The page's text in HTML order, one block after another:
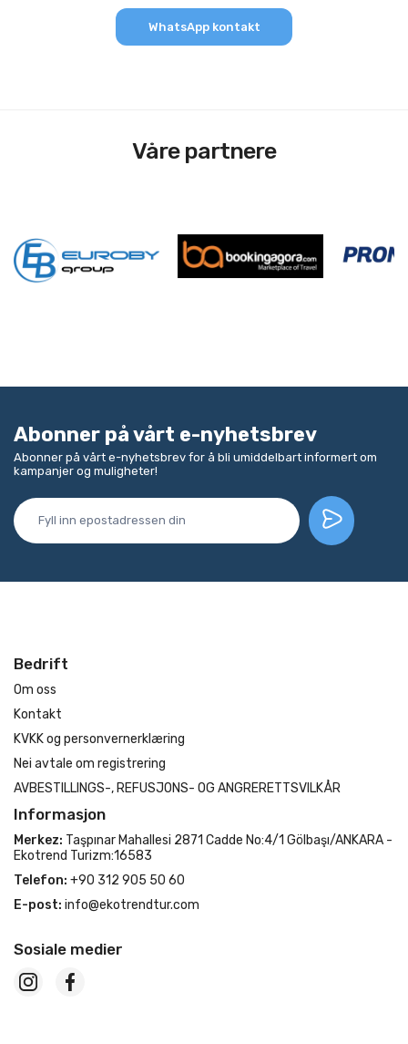
WhatsApp kontakt
Våre partnere
Abonner på vårt e-nyhetsbrev
Abonner på vårt e-nyhetsbrev for å bli umiddelbart informert om
kampanjer og muligheter!
Bedrift
Om oss
Kontakt
KVKK og personvernerklæring
Nei avtale om registrering
AVBESTILLINGS-, REFUSJONS- OG ANGRERETTSVILKÅR
Informasjon
Merkez: Taşpınar Mahallesi 2871 Cadde No:4/1 Gölbaşı/ANKARA -
Ekotrend Turizm:16583
Telefon: +90 312 905 50 60
E-post: info@ekotrendtur.com
Sosiale medier